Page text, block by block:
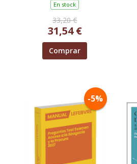
En stock
33,20 €
31,54 €
Comprar
-5%